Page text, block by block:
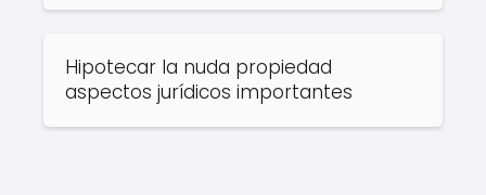
Hipotecar la nuda propiedad
aspectos jurídicos importantes